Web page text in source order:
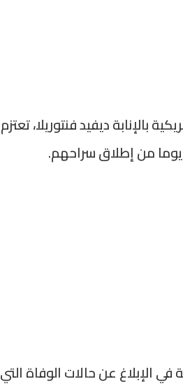
ديفيد فنتوريلا، تعتزم
الإبلاغ عن حالات الوفاة التي